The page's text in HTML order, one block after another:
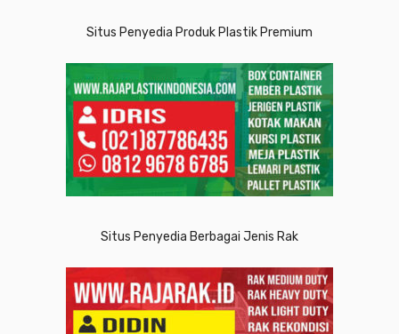
Situs Penyedia Produk Plastik Premium
Situs Penyedia Berbagai Jenis Rak